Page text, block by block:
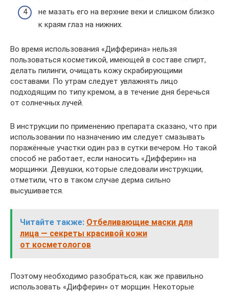
не мазать его на верхние веки и слишком близко
к краям глаз на нижних.
Во время использования «Дифферина» нельзя
пользоваться косметикой, имеющей в составе спирт,
делать пилинги, очищать кожу скрабирующими
составами. По утрам следует увлажнять лицо
подходящим по типу кремом, а в течение дня беречься
от солнечных лучей.
В инструкции по применению препарата сказано, что при
использовании по назначению им следует смазывать
поражённые участки один раз в сутки вечером. Но такой
способ не работает, если наносить «Дифферин» на
морщинки. Девушки, которые следовали инструкции,
отметили, что в таком случае дерма сильно
высушивается.
Читайте также: Отбеливающие маски для
лица — секреты красивой кожи
от косметологов
Поэтому необходимо разобраться, как же правильно
использовать «Дифферин» от морщин. Некоторые